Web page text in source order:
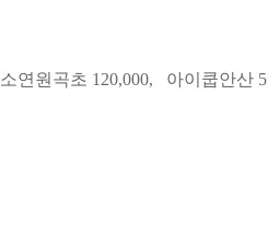
연원곡초 120,000, 아이쿱안산 5